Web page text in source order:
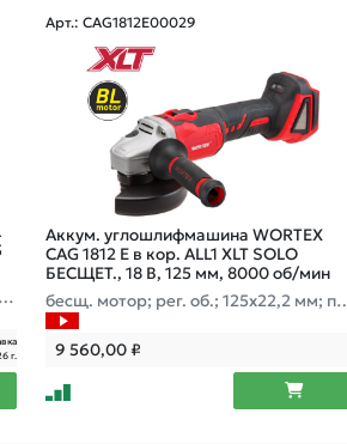
г.
Арт.: CAG1812E00029
Аккум. углошлифмашина WORTEX
CAG 1812 E в кор. ALL1 XLT SOLO
БЕСЩЕТ., 18 В, 125 мм, 8000 об/мин
бесщ. мотор; рег. об.; 125х22,2 мм; пы
лезащ. фильтры
9 560,00₽